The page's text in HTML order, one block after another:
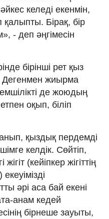
келеді екенмін,
қалыпты. Бірақ, бір
- деп әңгімесін
бірінші рет қыз
Дегенмен жиырма
де жоюдың
оқып, біліп
қыздық пердемді
келдік. Сөйтіп,
(кейіпкер жігіттің
әрі аса бай екені
анам кедей
бірнеше зауыты,